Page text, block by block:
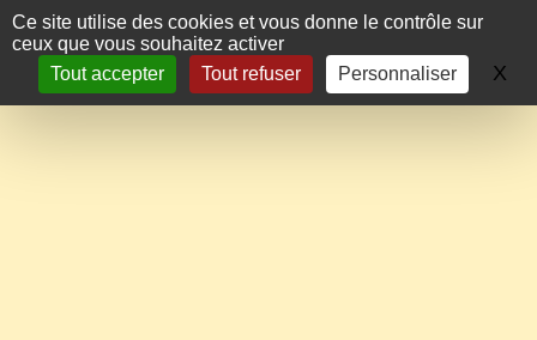
Panneau de gestion des cookies
Ce site utilise des cookies et vous donne le contrôle sur
ceux que vous souhaitez activer
Tout accepter
Tout refuser Personnaliser X